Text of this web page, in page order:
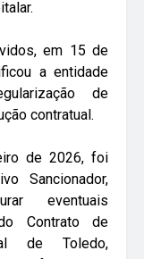
em 15 de
a entidade
de
contratual.
de 2026, foi
Sancionador,
eventuais
Contrato de
de Toledo,